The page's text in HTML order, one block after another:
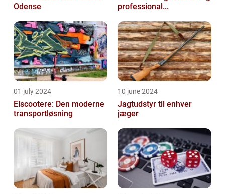
Odense
professional...
01 july 2024
Elscootere: Den moderne
transportløsning
10 june 2024
Jagtudstyr til enhver
jæger